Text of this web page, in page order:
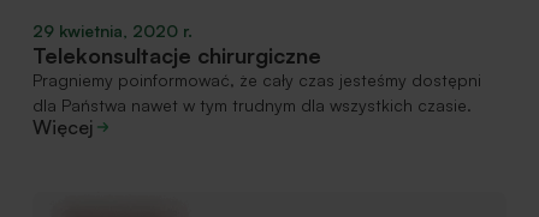
29 kwietnia, 2020 r.
Telekonsultacje chirurgiczne
Pragniemy poinformować, że cały czas jesteśmy dostępni
dla Państwa nawet w tym trudnym dla wszystkich czasie.
Więcej